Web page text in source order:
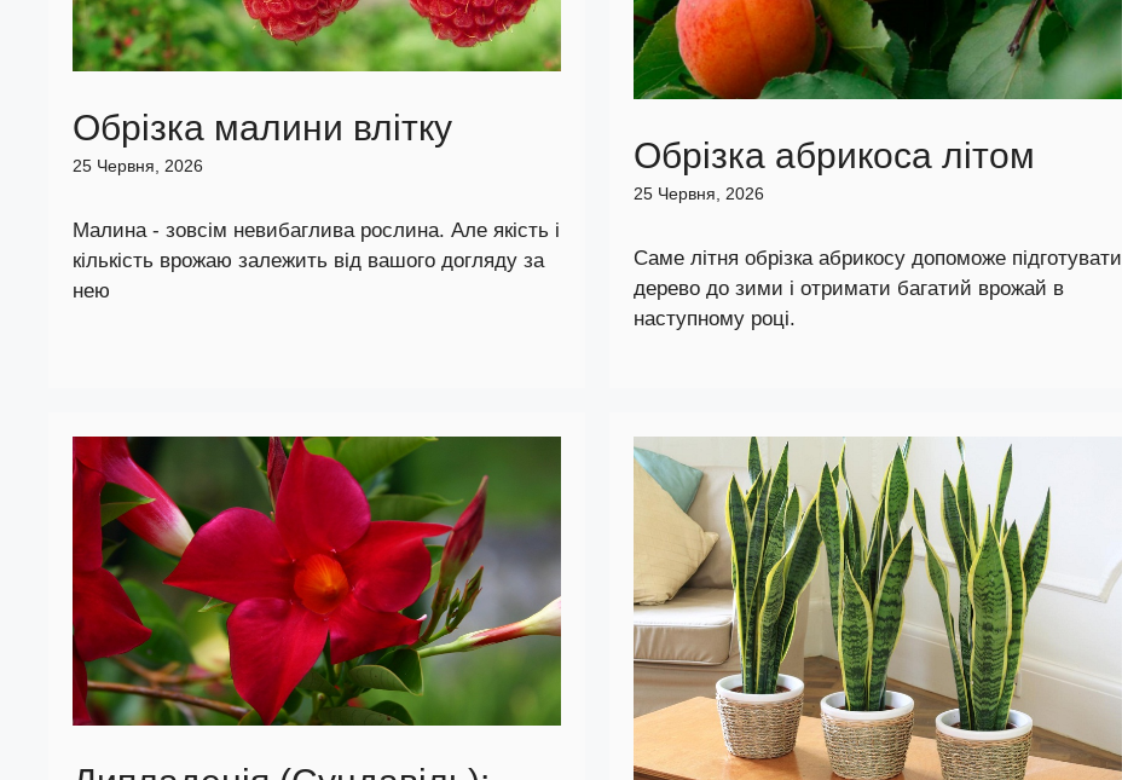
Обрізка малини влітку
25 Червня, 2026
Малина - зовсім невибаглива рослина. Але якість і
кількість врожаю залежить від вашого догляду за
нею
Обрізка абрикоса літом
25 Червня, 2026
Саме літня обрізка абрикосу допоможе підготувати
дерево до зими і отримати багатий врожай в
наступному році.